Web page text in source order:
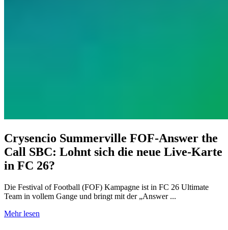
Crysencio Summerville FOF-Answer the
Call SBC: Lohnt sich die neue Live-Karte
in FC 26?
Die Festival of Football (FOF) Kampagne ist in FC 26 Ultimate
Team in vollem Gange und bringt mit der „Answer ...
Mehr lesen